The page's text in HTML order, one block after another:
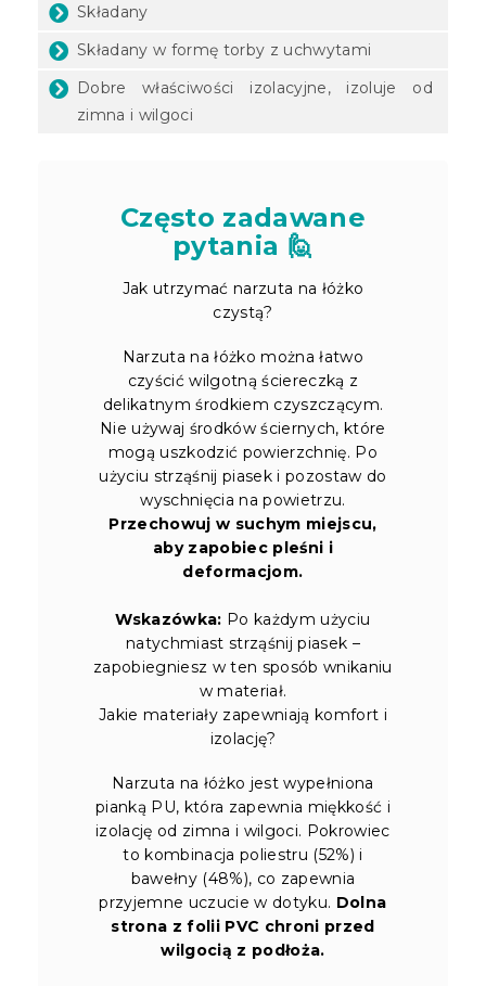
Składany
Składany w formę torby z uchwytami
Dobre właściwości izolacyjne, izoluje od
zimna i wilgoci
Często zadawane
pytania 🙋
Jak utrzymać narzuta na łóżko
czystą?
Narzuta na łóżko można łatwo
czyścić wilgotną ściereczką z
delikatnym środkiem czyszczącym.
Nie używaj środków ściernych, które
mogą uszkodzić powierzchnię. Po
użyciu strząśnij piasek i pozostaw do
wyschnięcia na powietrzu.
Przechowuj w suchym miejscu,
aby zapobiec pleśni i
deformacjom.
Wskazówka: Po każdym użyciu
natychmiast strząśnij piasek –
zapobiegniesz w ten sposób wnikaniu
w materiał.
Jakie materiały zapewniają komfort i
izolację?
Narzuta na łóżko jest wypełniona
pianką PU, która zapewnia miękkość i
izolację od zimna i wilgoci. Pokrowiec
to kombinacja poliestru (52%) i
bawełny (48%), co zapewnia
przyjemne uczucie w dotyku. Dolna
strona z folii PVC chroni przed
wilgocią z podłoża.